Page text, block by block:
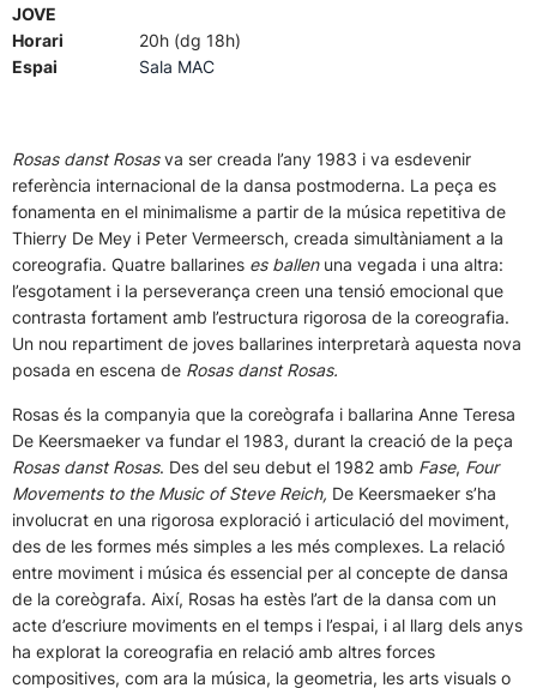
JOVE
Horari
20h (dg 18h)
Espai
Sala MAC
Rosas danst Rosasva ser creada l’any 1983 i va esdevenir
referència internacional de la dansa postmoderna. La peça es
fonamenta en el minimalisme a partir de la música repetitiva de
Thierry De Mey i Peter Vermeersch, creada simultàniament a la
coreografia. Quatre ballarines es ballenuna vegada i una altra:
l’esgotament i la perseverança creen una tensió emocional que
contrasta fortament amb l’estructura rigorosa de la coreografia.
Un nou repartiment de joves ballarines interpretarà aquesta nova
posada en escena de Rosas danst Rosas.
Rosas és la companyia que la coreògrafa i ballarina Anne Teresa
De Keersmaeker va fundar el 1983, durant la creació de la peça
Rosas danst Rosas. Des del seu debut el 1982 amb Fase, Four
Movements to the Music of Steve Reich, De Keersmaeker s’ha
involucrat en una rigorosa exploració i articulació del moviment,
des de les formes més simples a les més complexes. La relació
entre moviment i música és essencial per al concepte de dansa
de la coreògrafa. Així, Rosas ha estès l’art de la dansa com un
acte d’escriure moviments en el temps i l’espai, i al llarg dels anys
ha explorat la coreografia en relació amb altres forces
compositives, com ara la música, la geometria, les arts visuals o